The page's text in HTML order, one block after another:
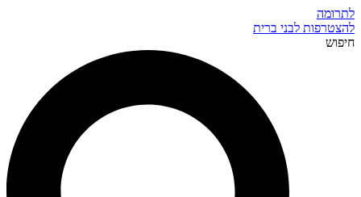
לתרומה
להצטרפות לבני ברית
חיפוש